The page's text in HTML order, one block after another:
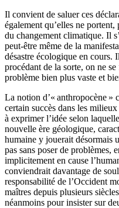
Il convient de saluer ces
également qu’elles ne
du changement climatique. Il
peut-être même de la
désastre écologique en cours.
procédant de la sorte, on ne se
problème bien plus vaste et
La notion d’« anthropocène »
certain succès dans les
à exprimer l’idée selon
nouvelle ère géologique,
humaine y jouerait désormais
pas sans poser de problèmes,
implicitement en cause
conviendrait davantage de
responsabilité de l’Occident
maîtres depuis plusieurs
néanmoins pour insister sur